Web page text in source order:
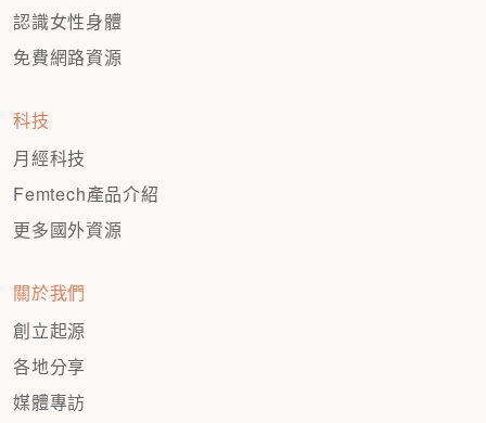
認識女性身體
免費網路資源
科技
月經科技
Femtech產品介紹
更多國外資源
關於我們
創立起源
各地分享
媒體專訪